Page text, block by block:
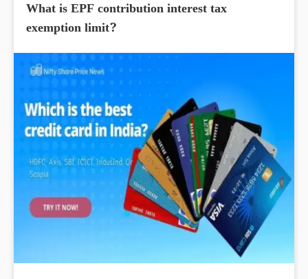
What is EPF contribution interest tax
exemption limit?